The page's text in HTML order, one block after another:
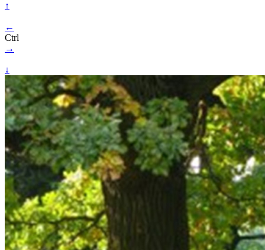
↑
←
Ctrl
→
↓